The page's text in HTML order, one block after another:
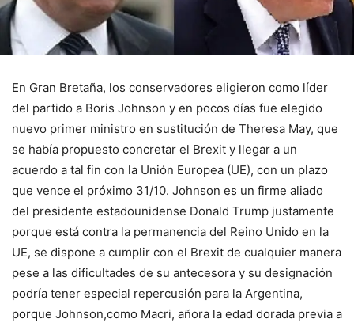
En Gran Bretaña, los conservadores eligieron como líder
del partido a Boris Johnson y en pocos días fue elegido
nuevo primer ministro en sustitución de Theresa May, que
se había propuesto concretar el Brexit y llegar a un
acuerdo a tal fin con la Unión Europea (UE), con un plazo
que vence el próximo 31/10. Johnson es un firme aliado
del presidente estadounidense Donald Trump justamente
porque está contra la permanencia del Reino Unido en la
UE, se dispone a cumplir con el Brexit de cualquier manera
pese a las dificultades de su antecesora y su designación
podría tener especial repercusión para la Argentina,
porque Johnson,como Macri, añora la edad dorada previa a